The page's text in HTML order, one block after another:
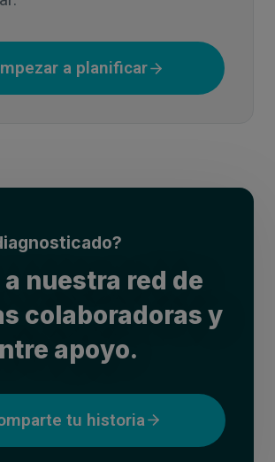
a planificar
a nuestra red de
colaboradoras y
apoyo.
tu historia